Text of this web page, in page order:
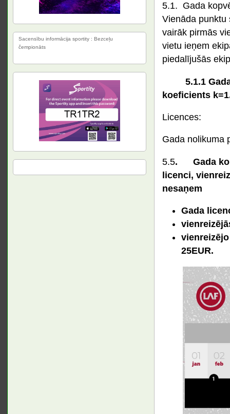
5.1. Gada
Vienāda punktu
vairāk pirmās
vietu ieņem
piedalījušās
5.1.1
koeficients
Licences:
Gada nolikuma
5.5. Gada
licenci,
nesaņem
Gada
25EUR.
Sacensību informācija sportity : Bezceļu
čempionāts